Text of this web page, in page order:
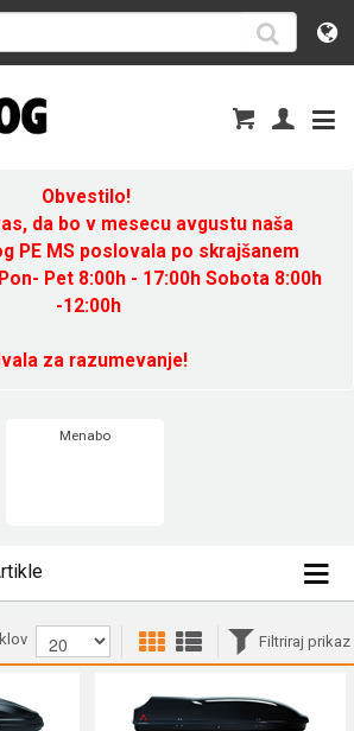
Obvestilo!
da bo v mesecu avgustu naša
PE MS poslovala po skrajšanem
Pet 8:00h - 17:00h Sobota 8:00h
-12:00h
za razumevanje!
Menabo
Filtriraj prikaz